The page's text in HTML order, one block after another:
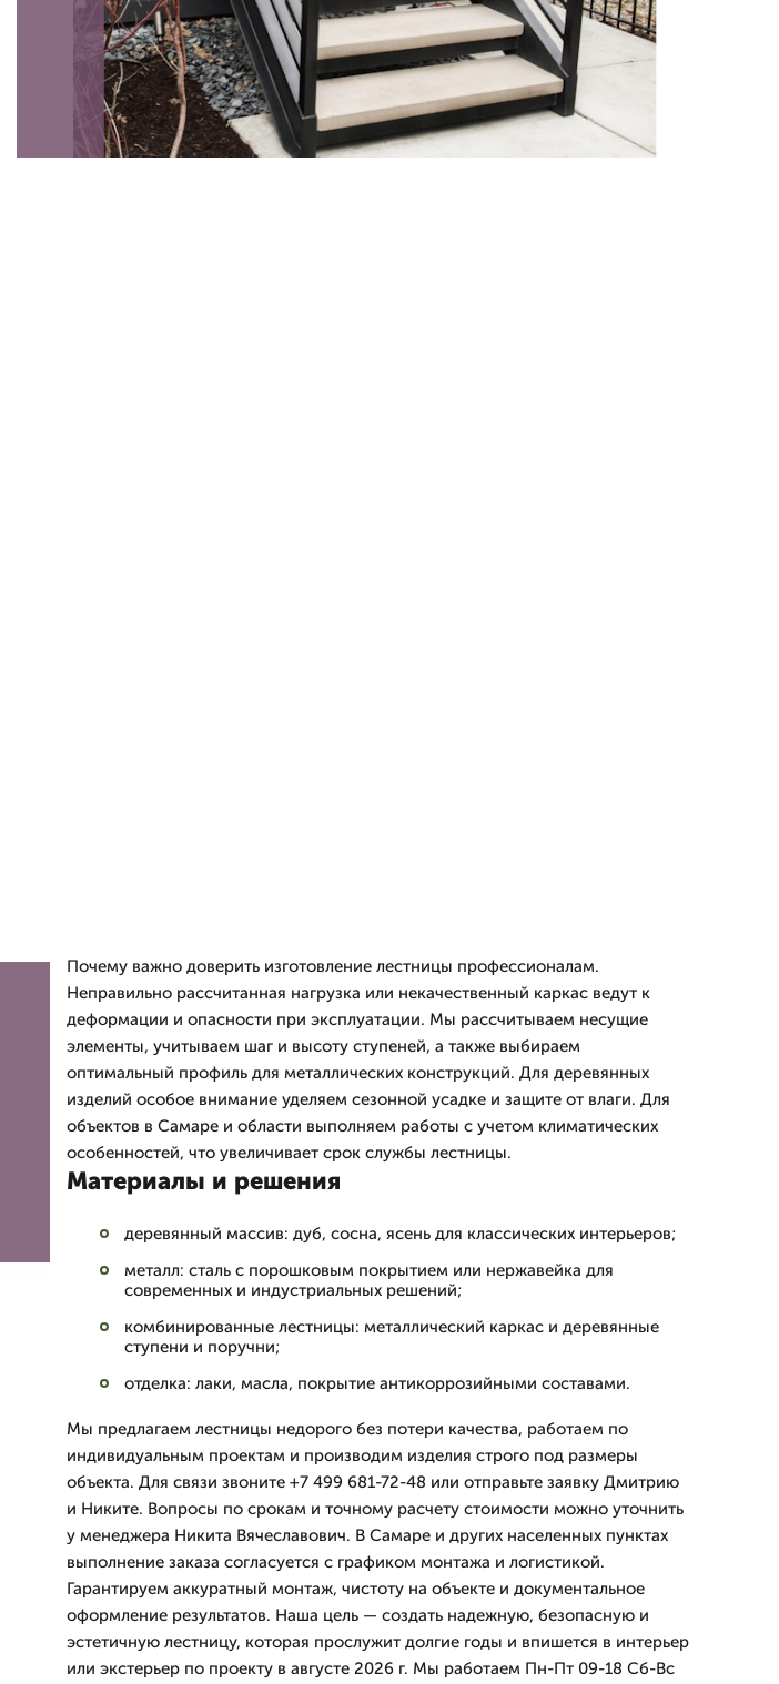
Почему важно доверить изготовление лестницы профессионалам.
Неправильно рассчитанная нагрузка или некачественный каркас ведут к
деформации и опасности при эксплуатации. Мы рассчитываем несущие
элементы, учитываем шаг и высоту ступеней, а также выбираем
оптимальный профиль для металлических конструкций. Для деревянных
изделий особое внимание уделяем сезонной усадке и защите от влаги. Для
объектов в Самаре и области выполняем работы с учетом климатических
особенностей, что увеличивает срок службы лестницы.
Материалы и решения
деревянный массив: дуб, сосна, ясень для классических интерьеров;
металл: сталь с порошковым покрытием или нержавейка для
современных и индустриальных решений;
комбинированные лестницы: металлический каркас и деревянные
ступени и поручни;
отделка: лаки, масла, покрытие антикоррозийными составами.
Мы предлагаем лестницы недорого без потери качества, работаем по
индивидуальным проектам и производим изделия строго под размеры
объекта. Для связи звоните +7 499 681-72-48 или отправьте заявку Дмитрию
и Никите. Вопросы по срокам и точному расчету стоимости можно уточнить
у менеджера Никита Вячеславович. В Самаре и других населенных пунктах
выполнение заказа согласуется с графиком монтажа и логистикой.
Гарантируем аккуратный монтаж, чистоту на объекте и документальное
оформление результатов. Наша цель — создать надежную, безопасную и
эстетичную лестницу, которая прослужит долгие годы и впишется в интерьер
или экстерьер по проекту в августе 2026 г. Мы работаем Пн-Пт 09-18 Сб-Вс